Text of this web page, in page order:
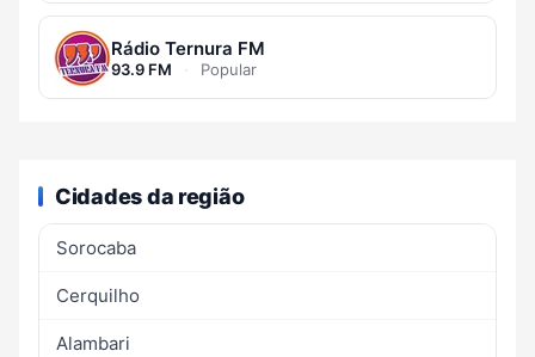
Rádio Ternura FM
93.9 FM · Popular
Cidades da região
Sorocaba
Cerquilho
Alambari